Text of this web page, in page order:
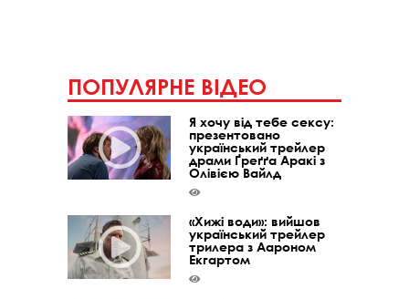
ПОПУЛЯРНЕ ВІДЕО
Я хочу від тебе сексу:
презентовано
український трейлер
драми Ґреґґа Аракі з
Олівією Вайлд
«Хижі води»: вийшов
український трейлер
трилера з Аароном
Екгартом